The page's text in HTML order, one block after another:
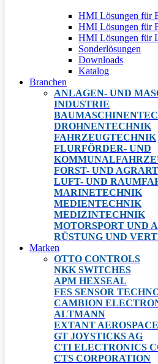
HMI Lösungen für
HMI Lösungen für
HMI Lösungen für
Sonderlösungen
Downloads
Katalog
Branchen
ANLAGEN- UND
INDUSTRIE
DROHNENTECHNIK
FAHRZEUGTECHNIK
FLURFÖRDER- UND
FORST- UND
LUFT- UND
MARINETECHNIK
MEDIENTECHNIK
MEDIZINTECHNIK
MOTORSPORT UND
RÜSTUNG UND
Marken
OTTO CONTROLS
NKK SWITCHES
APM HEXSEAL
FES SENSOR
CAMBION
ALTMANN
EXTANT AEROSPACE
GT JOYSTICKS AG
CTI ELECTRONICS
CTS CORPORATION